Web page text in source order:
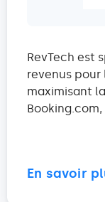
RevTech est
revenus
maximisant
Booking.com,
En savoir